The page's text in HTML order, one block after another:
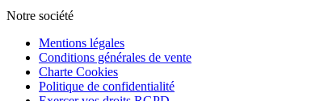
Notre société
Mentions légales
Conditions générales de vente
Charte Cookies
Politique de confidentialité